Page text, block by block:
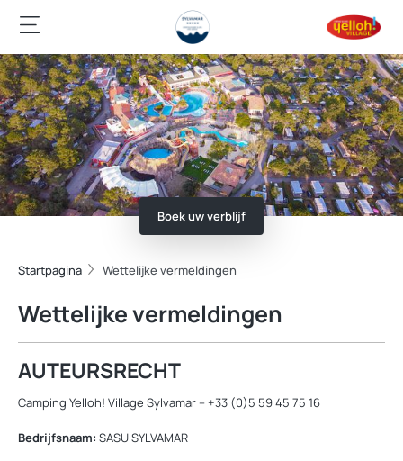
Boek uw verblijf
Startpagina Wettelijke vermeldingen
Wettelijke vermeldingen
AUTEURSRECHT
Camping Yelloh! Village Sylvamar – +33 (0)5 59 45 75 16
Bedrijfsnaam: SASU SYLVAMAR